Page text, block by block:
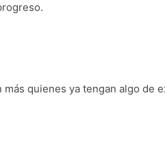
quienes ya tengan algo de